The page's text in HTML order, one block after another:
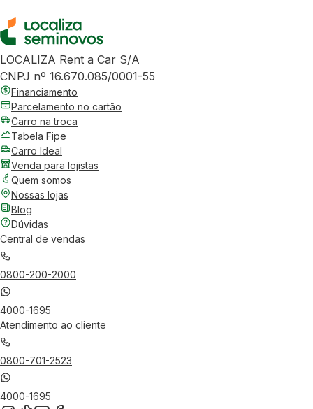
LOCALIZA Rent a Car S/A
CNPJ nº 16.670.085/0001-55
Financiamento
Parcelamento no cartão
Carro na troca
Tabela Fipe
Carro Ideal
Venda para lojistas
Quem somos
Nossas lojas
Blog
Dúvidas
Central de vendas
0800-200-2000
4000-1695
Atendimento ao cliente
0800-701-2523
4000-1695